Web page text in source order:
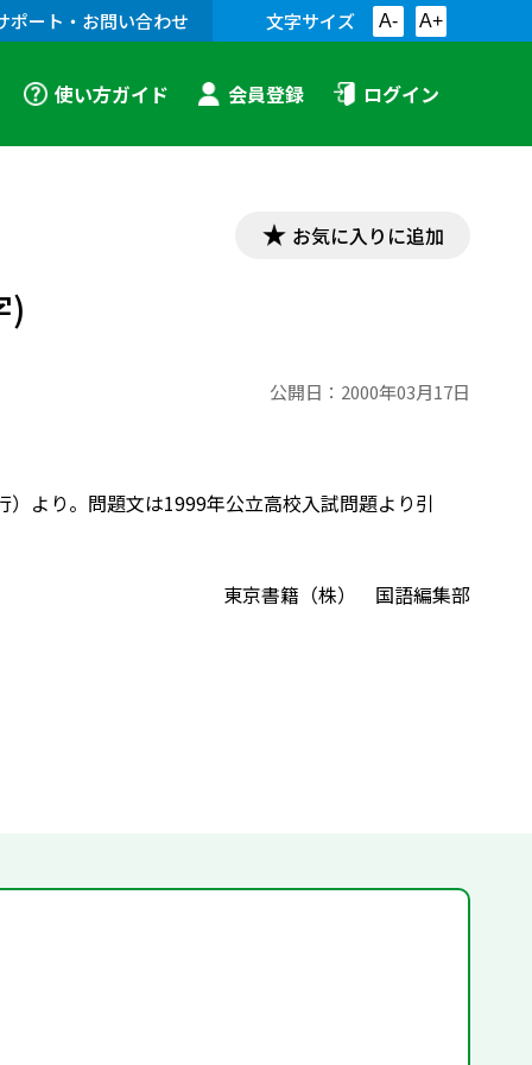
ポート・お問い合わせ 文字サイズ A- A+
使い方ガイド 会員登録 ログイン
お気に入りに追加
)
公開日： 2000年03月17日
より。問題文は1999年公立高校入試問題より引
東京書籍（株） 国語編集部